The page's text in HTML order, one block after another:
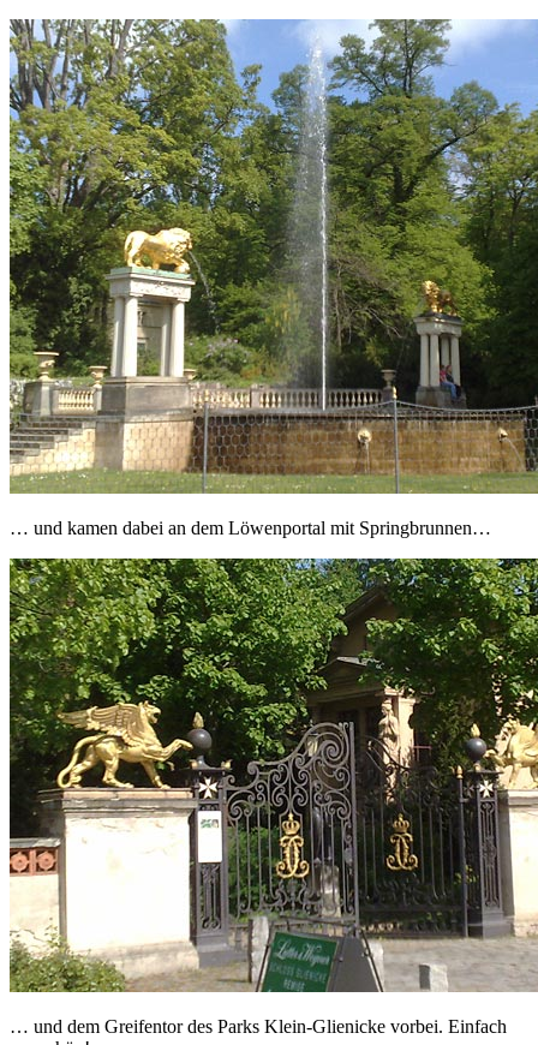
… und kamen dabei an dem Löwenportal mit Springbrunnen…
… und dem Greifentor des Parks Klein-Glienicke vorbei. Einfach